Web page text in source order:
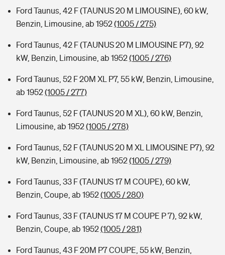
Ford Taunus, 42 F (TAUNUS 20 M LIMOUSINE), 60 kW,
Benzin, Limousine, ab 1952(1005 / 275)
Ford Taunus, 42 F (TAUNUS 20 M LIMOUSINE P7), 92
kW, Benzin, Limousine, ab 1952(1005 / 276)
Ford Taunus, 52 F 20M XL P7, 55 kW, Benzin, Limousine,
ab 1952(1005 / 277)
Ford Taunus, 52 F (TAUNUS 20 M XL), 60 kW, Benzin,
Limousine, ab 1952(1005 / 278)
Ford Taunus, 52 F (TAUNUS 20 M XL LIMOUSINE P7), 92
kW, Benzin, Limousine, ab 1952(1005 / 279)
Ford Taunus, 33 F (TAUNUS 17 M COUPE), 60 kW,
Benzin, Coupe, ab 1952(1005 / 280)
Ford Taunus, 33 F (TAUNUS 17 M COUPE P 7), 92 kW,
Benzin, Coupe, ab 1952(1005 / 281)
Ford Taunus, 43 F 20M P7 COUPE, 55 kW, Benzin,